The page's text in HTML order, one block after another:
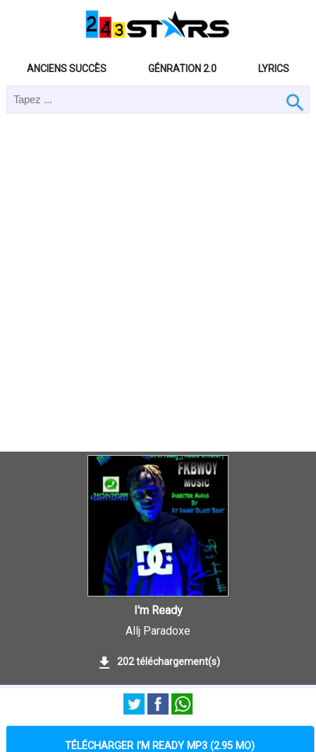
ANCIENS SUCCÈS GÉNRATION 2.0 LYRICS
I'm Ready
Allj Paradoxe
202 téléchargement(s)
TÉLÉCHARGER I'M READY MP3 (2.95 MO)